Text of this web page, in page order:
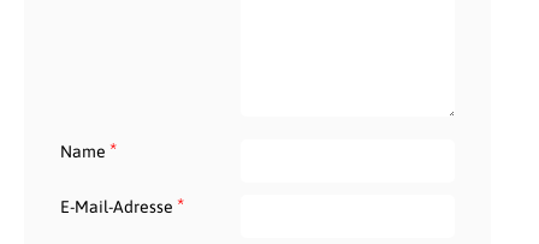
Name *
E-Mail-Adresse *